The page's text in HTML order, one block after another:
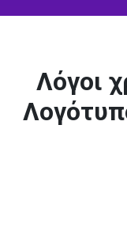
Λόγοι